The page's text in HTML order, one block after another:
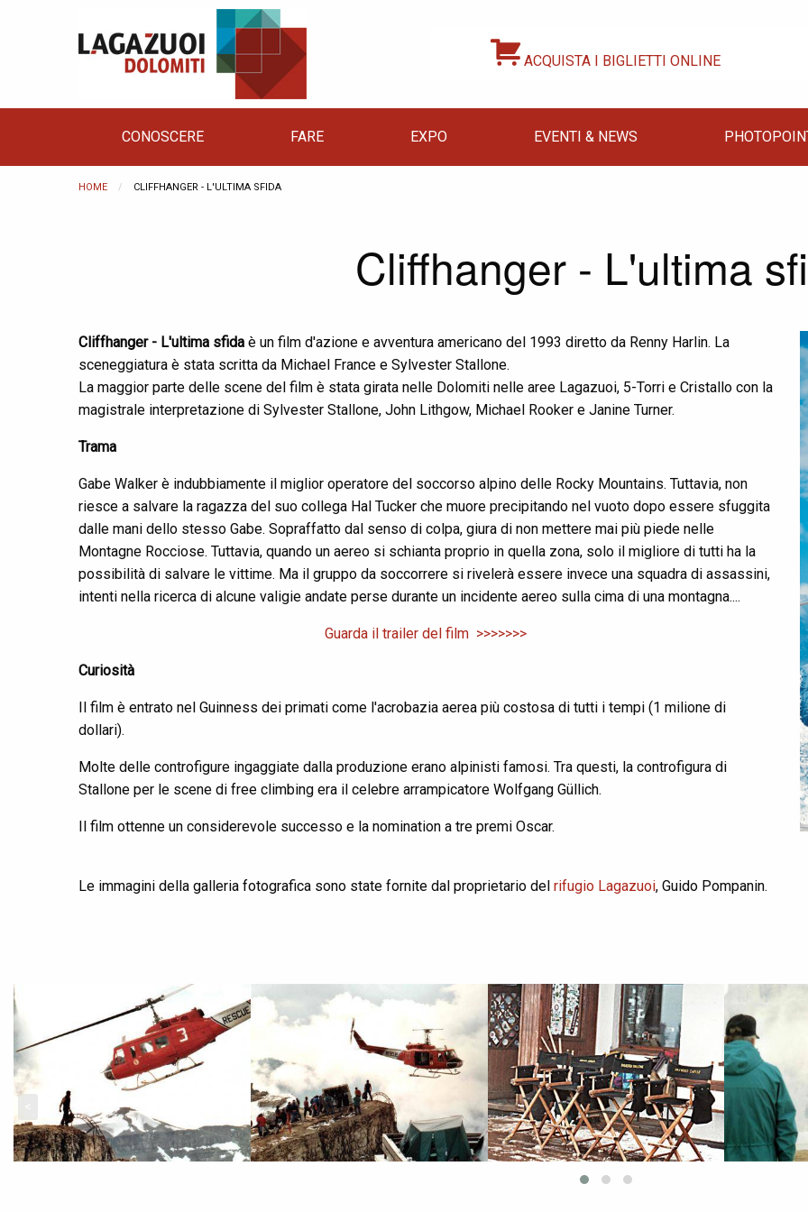
ACQUISTA I BIGLIETTI ONLINE
CONOSCERE FARE EXPO EVENTI & NEWS
HOME CURRENT:
CLIFFHANGER - L'ULTIMA SFIDA
Cliffhanger - L'ultima
Cliffhanger - L'ultima sfida è un film d'azione e avventura americano del 1993 diretto da Renny Harlin. La
sceneggiatura è stata scritta da Michael France e Sylvester Stallone.
La maggior parte delle scene del film è stata girata nelle Dolomiti nelle aree Lagazuoi, 5-Torri e Cristallo con la
magistrale interpretazione di Sylvester Stallone, John Lithgow, Michael Rooker e Janine Turner.
Trama
Gabe Walker è indubbiamente il miglior operatore del soccorso alpino delle Rocky Mountains. Tuttavia, non
riesce a salvare la ragazza del suo collega Hal Tucker che muore precipitando nel vuoto dopo essere sfuggita
dalle mani dello stesso Gabe. Sopraffatto dal senso di colpa, giura di non mettere mai più piede nelle
Montagne Rocciose. Tuttavia, quando un aereo si schianta proprio in quella zona, solo il migliore di tutti ha la
possibilità di salvare le vittime. Ma il gruppo da soccorrere si rivelerà essere invece una squadra di assassini,
intenti nella ricerca di alcune valigie andate perse durante un incidente aereo sulla cima di una montagna....
Guarda il trailer del film >>>>>>>
Curiosità
Il film è entrato nel Guinness dei primati come l'acrobazia aerea più costosa di tutti i tempi (1 milione di
dollari).
Molte delle controfigure ingaggiate dalla produzione erano alpinisti famosi. Tra questi, la controfigura di
Stallone per le scene di free climbing era il celebre arrampicatore Wolfgang Güllich.
Il film ottenne un considerevole successo e la nomination a tre premi Oscar.
Le immagini della galleria fotografica sono state fornite dal proprietario del rifugio Lagazuoi, Guido Pompanin.